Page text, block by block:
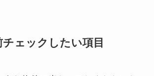
ェックしたい項目